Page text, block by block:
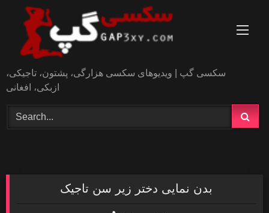
content
سکسی گپ | ویدیوهای سکسی هزارگی، پشتون، تاجیکی،
ازبکی، افغانی
بدن نمایی دختر زیر سن تاجیک